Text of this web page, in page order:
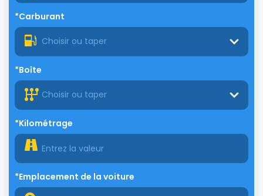
*Carburant
Choisir ou taper
*Boîte
Choisir ou taper
*Kilométrage
*Emplacement de la voiture